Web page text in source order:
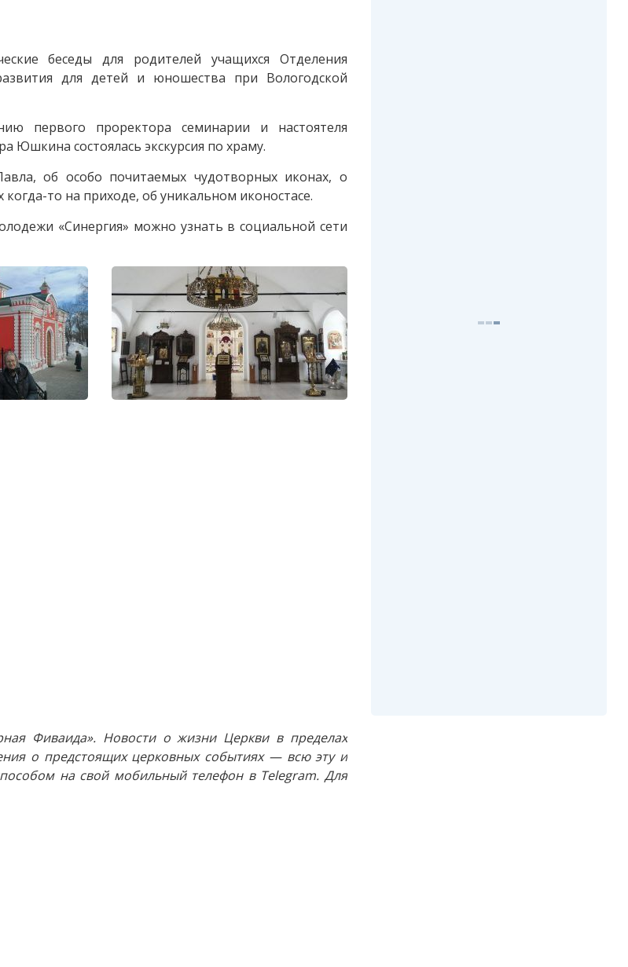
беседы для родителей учащихся Отделения
для детей и юношества при Вологодской
первого проректора семинарии и настоятеля
Юшкина состоялась экскурсия по храму.
об особо почитаемых чудотворных иконах, о
то на приходе, об уникальном иконостасе.
«Синергия» можно узнать в социальной сети
Фиваида». Новости о жизни Церкви в пределах
о предстоящих церковных событиях — всю эту и
на свой мобильный телефон в Telegram. Для